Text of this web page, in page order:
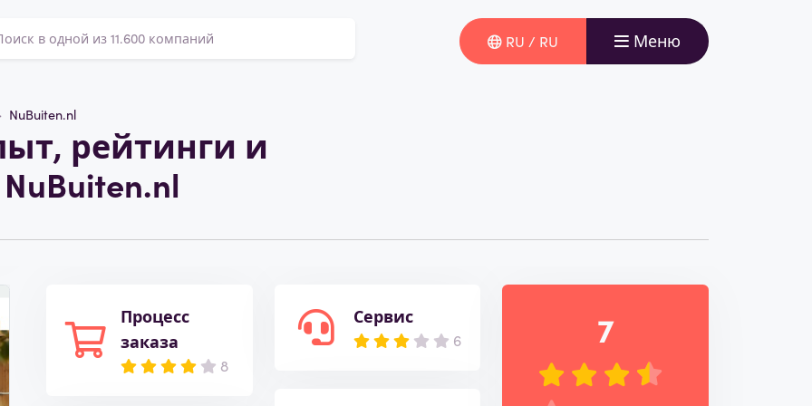
RU / RU Меню
NuBuiten.nl
рейтинги и
Процесс
заказа
8
Сервис
6 7